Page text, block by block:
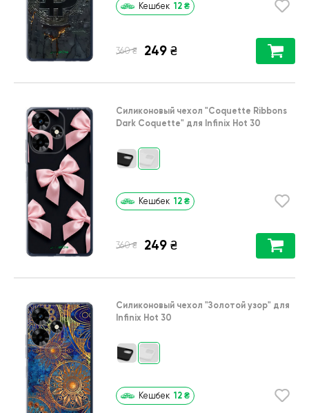
Кешбек 12 ₴
360 ₴ 249 ₴
Силиконовый чехол "Coquette Ribbons
Dark Coquette" для Infinix Hot 30
Кешбек 12 ₴
360 ₴ 249 ₴
Силиконовый чехол "Золотой узор" для
Infinix Hot 30
Кешбек 12 ₴